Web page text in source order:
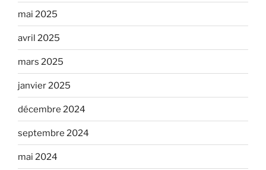
mai 2025
avril 2025
mars 2025
janvier 2025
décembre 2024
septembre 2024
mai 2024